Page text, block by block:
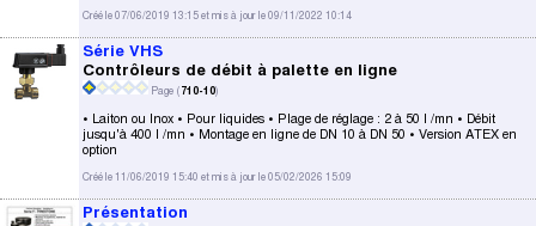
Créé le 07/06/2019 13:15 et mis à jour le 09/11/2022 10:14
Série VHS
Contrôleurs de débit à palette en ligne
Page ( 710-10)
• Laiton ou Inox • Pour liquides • Plage de réglage : 2 à 50 l /mn • Débit
jusqu'à 400 l /mn • Montage en ligne de DN 10 à DN 50 • Version ATEX en
option
Créé le 11/06/2019 15:40 et mis à jour le 05/02/2026 15:09
Présentation